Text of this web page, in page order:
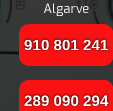
Algarve
910 801 241
289 090 294